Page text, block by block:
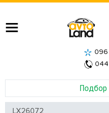
Подбор
096